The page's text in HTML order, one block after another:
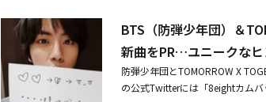
話をもらってとてもびっくりし
は、「防弾少年団のファンたち
のコメントは、放送終了直後は
弾少年団を通じて明らかになっ
いる。すでに防弾少年団のファ
BTS（防弾少年団）＆
新曲をPR…ユニークなヒ
防弾少年団とTOMORROW X
の公式Twitterには「8eightカム